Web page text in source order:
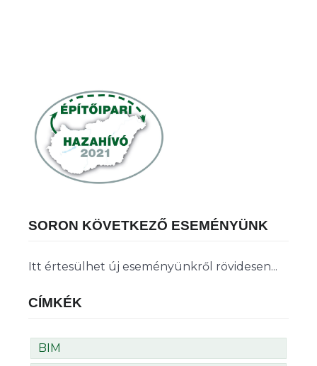
SORON KÖVETKEZŐ ESEMÉNYÜNK
Itt értesülhet új eseményünkről rövidesen...
CÍMKÉK
BIM